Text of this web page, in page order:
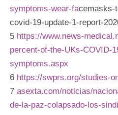
symptoms-wear-facemasks-
covid-19-update-1-report-
5 https://www.news-
percent-of-the-UKs-COVID-
symptoms.aspx
6 https://swprs.org/studies-
7 asexta.com/noticias/
de-la-paz-colapsado-los-